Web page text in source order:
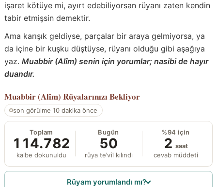
işaret kötüye mi, ayırt edebiliyorsan rüyanı zaten kendin
tabir etmişsin demektir.
Ama karışık geldiyse, parçalar bir araya gelmiyorsa, ya
da içine bir kuşku düştüyse, rüyanı olduğu gibi aşağıya
yaz. Muabbir (Alîm) senin için yorumlar; nasibi de hayır
duandır.
Muabbir (Alîm) Rüyalarınızı Bekliyor
son görülme 10 dakika önce
Toplam
114.782
kalbe dokunuldu
Bugün
50
rüya te’vîl kılındı
%94 için
2 saat
cevab müddeti
Rüyam yorumlandı mı?